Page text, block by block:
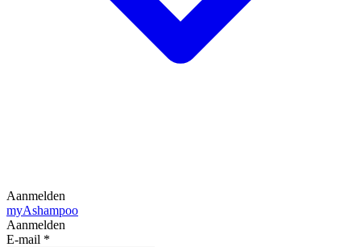
Aanmelden
myAshampoo
Aanmelden
E-mail *